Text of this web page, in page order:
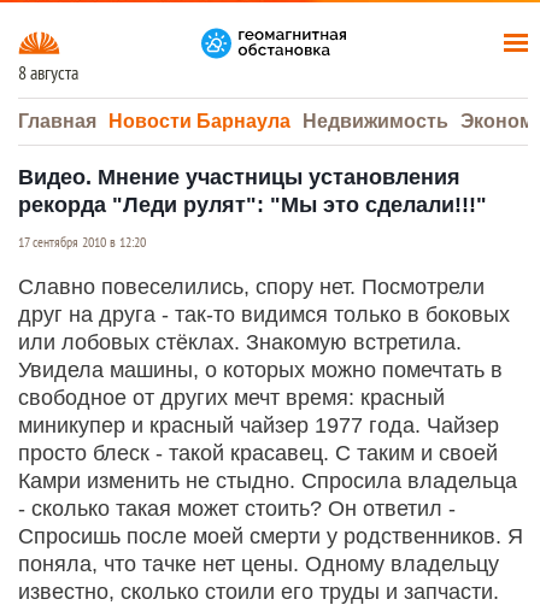
8 августа
Главная Новости Барнаула Недвижимость
Видео. Мнение участницы установления
рекорда "Леди рулят": "Мы это сделали!!!"
17 сентября 2010 в 12:20
Славно повеселились, спору нет. Посмотрели
друг на друга - так-то видимся только в боковых
или лобовых стёклах. Знакомую встретила.
Увидела машины, о которых можно помечтать в
свободное от других мечт время: красный
миникупер и красный чайзер 1977 года. Чайзер
просто блеск - такой красавец. С таким и своей
Камри изменить не стыдно. Спросила владельца
- сколько такая может стоить? Он ответил -
Спросишь после моей смерти у родственников. Я
поняла, что тачке нет цены. Одному владельцу
известно, сколько стоили его труды и запчасти.